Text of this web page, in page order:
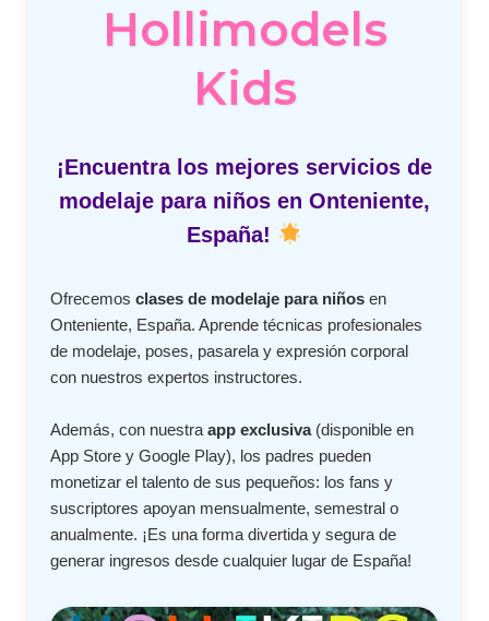
Hollimodels
Kids
¡Encuentra los mejores servicios de
modelaje para niños en Onteniente,
España!
Ofrecemosclases de modelaje para niños en
Onteniente, España. Aprende técnicas profesionales
de modelaje, poses, pasarela y expresión corporal
con nuestros expertos instructores.
Además, con nuestraapp exclusiva(disponible en
App Store y Google Play), los padres pueden
monetizar el talento de sus pequeños: los fans y
suscriptores apoyan mensualmente, semestral o
anualmente. ¡Es una forma divertida y segura de
generar ingresos desde cualquier lugar de España!